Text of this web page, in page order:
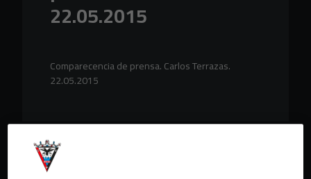
22.05.2015
Comparecencia de prensa. Carlos Terrazas.
22.05.2015